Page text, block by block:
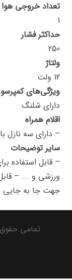
تعداد خروجی هوا
1
حداکثر فشار
250
ولتاژ
12 ولت
ویژگی‌های
دارای شلنگ
اقلام همراه
– دارای سه نازل
سایر توضیحات
– قابل استفاده
ورزشی و ‏.‏‏.‏‏.‏ –
جهت جا به جایی
تمامی